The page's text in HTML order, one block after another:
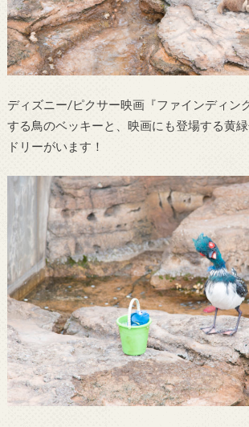
ディズニー/ピクサー映画『ファインディン
する鳥のベッキーと、映画にも登場する黄
ドリーがいます！